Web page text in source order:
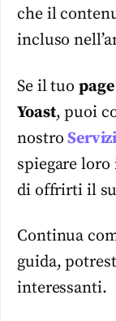
che il
incluso
Se il tuo
Yoast, puoi
nostro
spiegare
di offrirti il
Continua
guida,
interessanti.